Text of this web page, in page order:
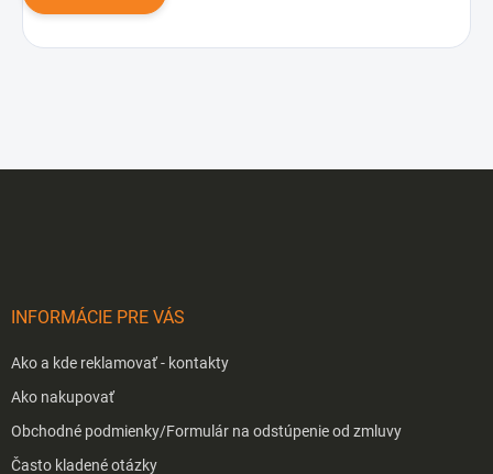
INFORMÁCIE PRE VÁS
Ako a kde reklamovať - kontakty
Ako nakupovať
Obchodné podmienky/Formulár na odstúpenie od zmluvy
Často kladené otázky